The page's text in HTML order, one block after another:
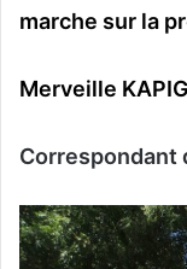
marche sur la
Merveille
Correspondant